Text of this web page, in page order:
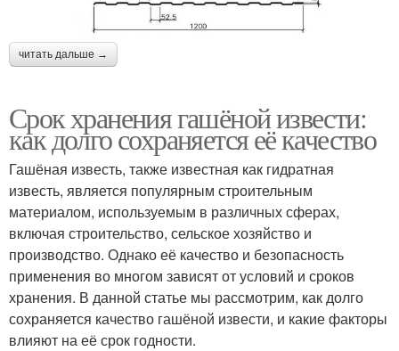
читать дальше →
Срок хранения гашёной извести:
как долго сохраняется её качество
Гашёная известь, также известная как гидратная
известь, является популярным строительным
материалом, используемым в различных сферах,
включая строительство, сельское хозяйство и
производство. Однако её качество и безопасность
применения во многом зависят от условий и сроков
хранения. В данной статье мы рассмотрим, как долго
сохраняется качество гашёной извести, и какие факторы
влияют на её срок годности.